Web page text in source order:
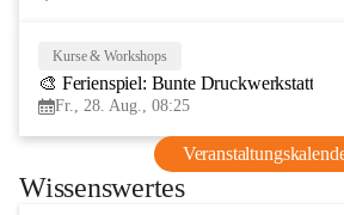
Kurse & Workshops
🎨 Ferienspiel: Bunte Druckwerkstatt
Fr., 28. Aug., 08:25
Wissenswertes